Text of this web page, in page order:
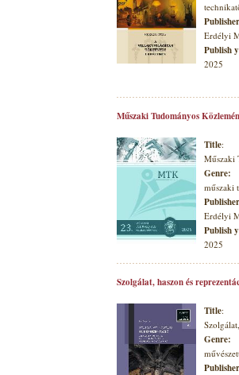
Erdélyi
Publish
2025
Műszaki Tudományos
Title:
Műszaki
Genre:
műszaki
Erdélyi
Publish
2025
Szolgálat, haszon és
Title:
Genre: